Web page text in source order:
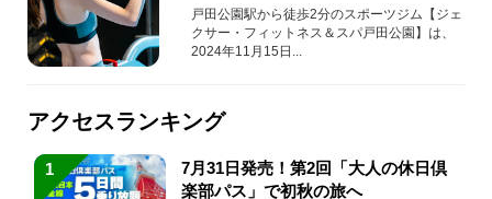
ン！お得に入会できるキャンペーンも
実施中！
戸田公園駅から徒歩2分のスポーツジム【ジェ
クサー・フィットネス＆スパ戸田公園】は、
2024年11月15日...
アクセスランキング
1
7月31日発売！第2回「大人の休日倶
楽部パス」で初秋の旅へ